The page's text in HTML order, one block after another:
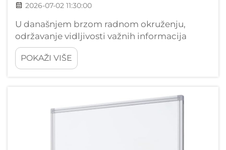
2026-07-02 11:30:00
U današnjem brzom radnom okruženju,
održavanje vidljivosti važnih informacija
postao je kritičan izazov za poduzeća i
pojedince. Korčanska ploča služi kao
učinkovito rješenje za čuvanje ključnih
POKAŽI VIŠE